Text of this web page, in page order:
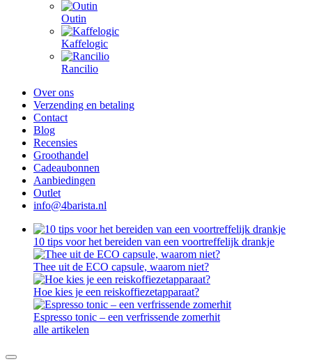
Outin
Kaffelogic
Rancilio
Over ons
Verzending en betaling
Contact
Blog
Recensies
Groothandel
Cadeaubonnen
Aanbiedingen
Outlet
info@4barista.nl
10 tips voor het bereiden van een voortreffelijk drankje
Thee uit de ECO capsule, waarom niet?
Hoe kies je een reiskoffiezetapparaat?
Espresso tonic – een verfrissende zomerhit
alle artikelen